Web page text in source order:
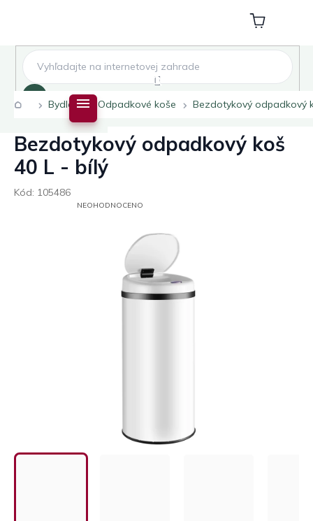
Nákupní
košík
DomůBydlení Odpadkové koše Bezdotykový odpadkový
Bezdotykový odpadkový koš
40 L - bílý
Kód: 105486
PRŮMĚRNÉNEOHODNOCENO